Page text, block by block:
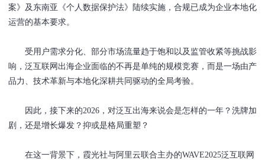
案》及东南亚《个人数据保护法》陆续实施，合规已成为企业本地化
运营的基本要求。
受用户需求分化、部分市场流量趋于饱和以及监管收紧等挑战影
响，泛互联网出海企业面临的不再是单纯的规模竞赛，而是一场由产
品力、技术革新与本地化深耕共同驱动的全局考验。
因此，接下来的2026，对泛互出海来说会是怎样的一年？洗牌加
剧，还是增长爆发？抑或是格局重塑？
在这一背景下，霞光社与阿里云联合主办的WAVE2025泛互联网